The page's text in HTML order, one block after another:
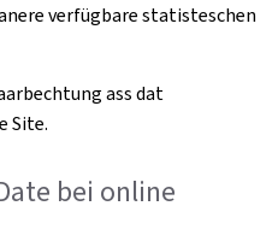
verfügbare statisteschen
ass dat
Site.
bei online